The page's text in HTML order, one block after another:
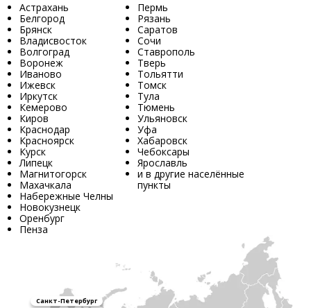
Астрахань
Белгород
Брянск
Владисвосток
Волгоград
Воронеж
Иваново
Ижевск
Иркутск
Кемерово
Киров
Краснодар
Красноярск
Курск
Липецк
Магнитогорск
Махачкала
Набережные Челны
Новокузнецк
Оренбург
Пенза
Пермь
Рязань
Саратов
Сочи
Ставрополь
Тверь
Тольятти
Томск
Тула
Тюмень
Ульяновск
Уфа
Хабаровск
Чебоксары
Ярославль
и в другие населённые
пункты
Санкт-Петербург